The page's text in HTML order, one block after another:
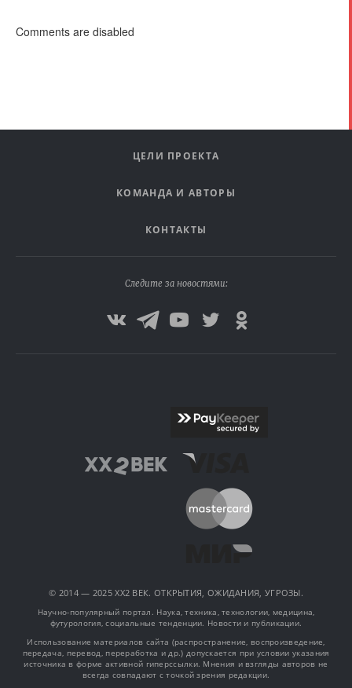
Comments are disabled
ЦЕЛИ ПРОЕКТА
КОМАНДА И АВТОРЫ
КОНТАКТЫ
Следите за новостями:
© 2014 — 2025 XX2 ВЕК. ОТКРЫТИЯ, ОЖИДАНИЯ, УГРОЗЫ.
Научно-популярный портал. Наука, техника, технологии, медицина,
футурология, социальные тенденции. Новости и публикации.
Использование материалов сайта (распространение, воспроизведение,
передача, перевод, переработка и др.) допускается при условии указания
источника в форме активной гиперссылки. Мнения и взгляды авторов не
всегда совпадают с точкой зрения редакции.